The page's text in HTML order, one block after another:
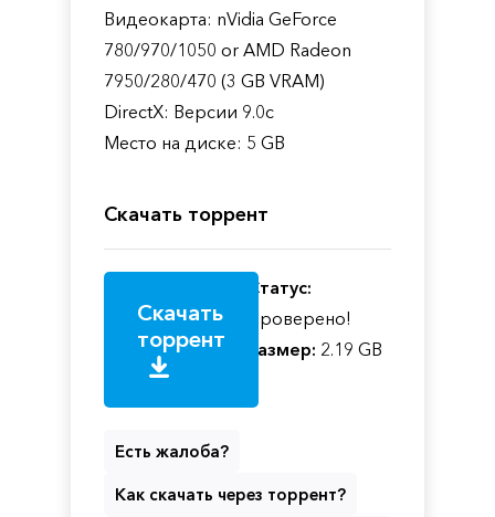
Видеокарта: nVidia GeForce
780/970/1050 or AMD Radeon
7950/280/470 (3 GB VRAM)
DirectX: Версии 9.0c
Место на диске: 5 GB
Скачать торрент
Скачать
торрент
Статус:
Проверено!
Размер: 2.19 GB
Есть жалоба?
Как скачать через торрент?